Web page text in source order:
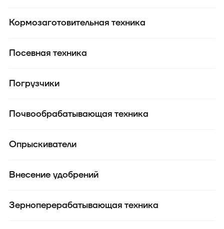
Кормозаготовительная техника
Посевная техника
Погрузчики
Почвообрабатывающая техника
Опрыскиватели
Внесение удобрений
Зерноперерабатывающая техника